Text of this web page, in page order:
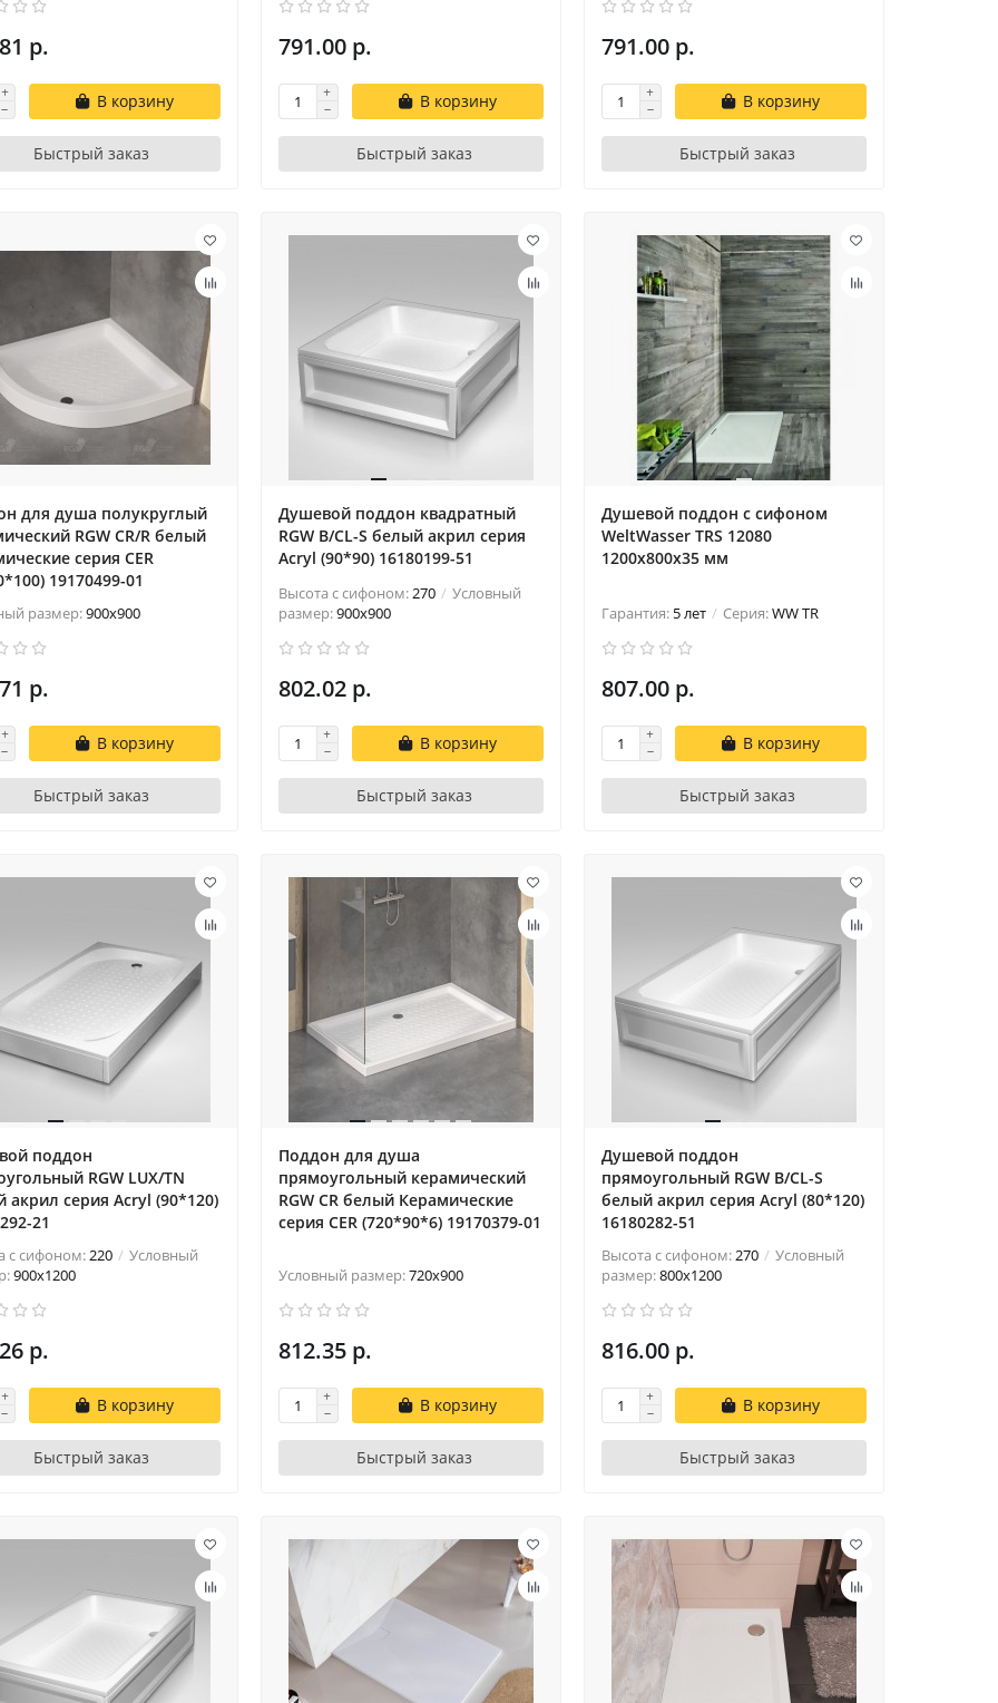
р.
В корзину
Быстрый заказ
791.00 р.
В корзину
Быстрый заказ
791.00 р.
В корзину
Быстрый заказ
для душа полукруглый
RGW CR/R белый
cерия CER
19170499-01
размер:900x900
р.
В корзину
Быстрый заказ
Душевой поддон квадратный
RGW B/CL-S белый акрил cерия
Acryl (90*90) 16180199-51
Высота с сифоном:270
Условный
размер:900x900
802.02 р.
В корзину
Быстрый заказ
Душевой поддон с сифоном
WeltWasser TRS 12080
1200х800х35 мм
Гарантия: 5 лет Серия:WW TR
807.00 р.
В корзину
Быстрый заказ
поддон
RGW LUX/TN
акрил cерия Acryl (90*120)
21
с сифоном:220
Условный
900x1200
р.
В корзину
Быстрый заказ
Поддон для душа
прямоугольный керамический
RGW CR белый Керамические
cерия CER (720*90*6) 19170379-01
Условный размер:720x900
812.35 р.
В корзину
Быстрый заказ
Душевой поддон
прямоугольный RGW B/CL-S
белый акрил cерия Acryl (80*120)
16180282-51
Высота с сифоном:270
Условный
размер:800x1200
816.00 р.
В корзину
Быстрый заказ